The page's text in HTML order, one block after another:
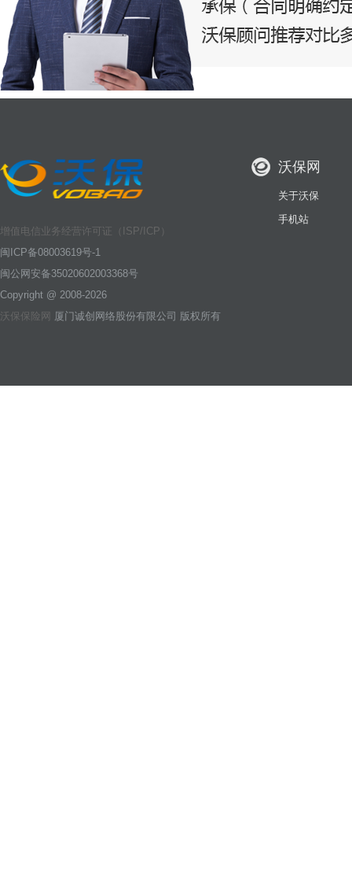
增值电信业务经营许可证（ISP/ICP）
闽ICP备08003619号-1
闽公网安备35020602003368号
Copyright @ 2008-2026
沃保保险网 厦门诚创网络股份有限公司 版权所有
沃保网
关于沃保
手机站